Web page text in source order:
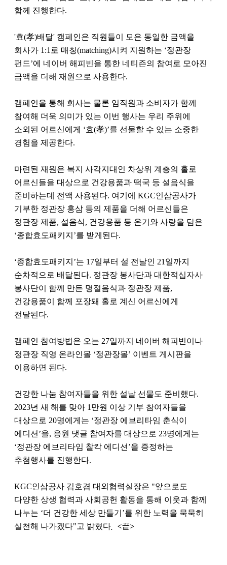
함께 진행한다.
'효(孝)배달' 캠페인은 직원들이 모은 동일한 금액을
회사가 1:1로 매칭(matching)시켜 지원하는 ‘정관장
펀드’에 네이버 해피빈을 통한 네티즌의 참여로 모아진
금액을 더해 재원으로 사용한다.
캠페인을 통해 회사는 물론 임직원과 소비자가 함께
참여해 더욱 의미가 있는 이번 행사는 우리 주위에
소외된 어르신에게 ‘효(孝)’를 선물할 수 있는 소중한
경험을 제공한다.
마련된 재원은 복지 사각지대인 차상위 계층의 홀로
어르신들을 대상으로 건강용품과 떡국 등 설음식을
준비하는데 전액 사용된다. 여기에 KGC인삼공사가
기부한 정관장 홍삼 등의 제품을 더해 어르신들은
정관장 제품, 설음식, 건강용품 등 온기와 사랑을 담은
‘종합효도패키지’를 받게된다.
‘종합효도패키지’는 17일부터 설 전날인 21일까지
순차적으로 배달된다. 정관장 봉사단과 대한적십자사
봉사단이 함께 만든 명절음식과 정관장 제품,
건강용품이 함께 포장돼 홀로 계신 어르신에게
전달된다.
캠페인 참여방법은 오는 27일까지 네이버 해피빈이나
정관장 직영 온라인몰 ‘정관장몰’ 이벤트 게시판을
이용하면 된다.
건강한 나눔 참여자들을 위한 설날 선물도 준비했다.
2023년 새 해를 맞아 1만원 이상 기부 참여자들을
대상으로 20명에게는 ‘정관장 에브리타임 춘식이
에디션’을, 응원 댓글 참여자를 대상으로 23명에게는
‘정관장 에브리타임 찰칵 에디션’을 증정하는
추첨행사를 진행한다.
KGC인삼공사 김호겸 대외협력실장은 "앞으로도
다양한 상생 협력과 사회공헌 활동을 통해 이웃과 함께
나누는 ‘더 건강한 세상 만들기’를 위한 노력을 묵묵히
실천해 나가겠다"고 밝혔다 . <끝>